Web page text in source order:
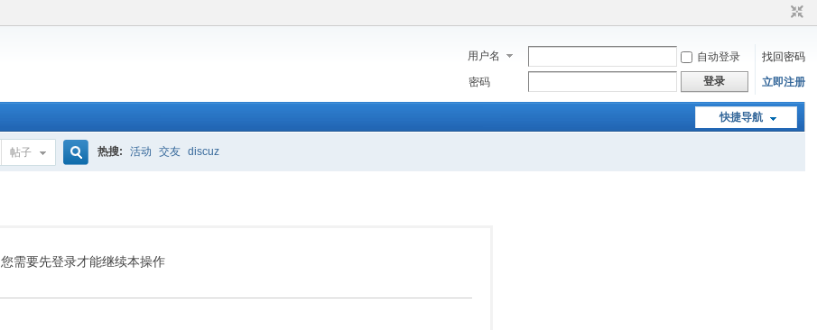
用户名 自动登录
找回密码
密码
登录 立即注册
快捷导航
帖子
索
热搜: 活动 交友 discuz
您需要先登录才能继续本操作